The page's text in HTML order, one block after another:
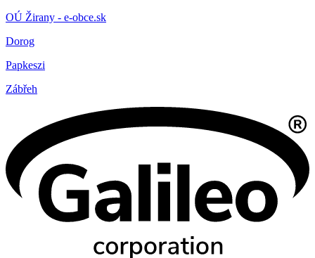
OÚ Žirany - e-obce.sk
Dorog
Papkeszi
Zábřeh